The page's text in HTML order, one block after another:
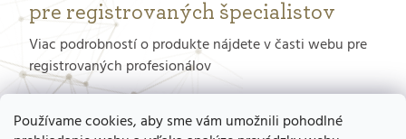
Používame cookies, aby sme vám umožnili pohodlné
pre registrovaných špecialistov
Viac podrobností o produkte nájdete v časti webu pre
registrovaných profesionálov
PORTÁL PRE PROFESIONÁLOV